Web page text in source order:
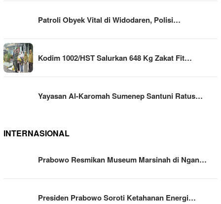
Patroli Obyek Vital di Widodaren, Polisi…
Kodim 1002/HST Salurkan 648 Kg Zakat Fit…
Yayasan Al-Karomah Sumenep Santuni Ratus…
INTERNASIONAL
Prabowo Resmikan Museum Marsinah di Ngan…
Presiden Prabowo Soroti Ketahanan Energi…